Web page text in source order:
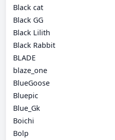
Black cat
Black GG
Black Lilith
Black Rabbit
BLADE
blaze_one
BlueGoose
Bluepic
Blue_Gk
Boichi
Bolp